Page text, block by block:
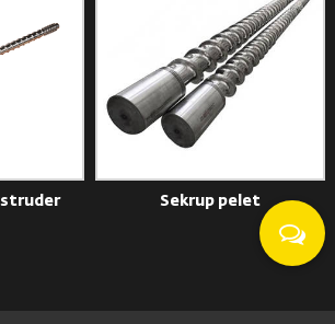
Sekrup pelet